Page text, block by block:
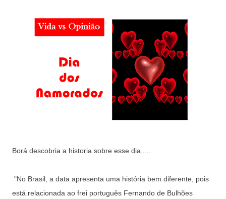
Borá descobria a historia sobre esse dia.....
"No Brasil, a data apresenta uma história bem diferente, pois
está relacionada ao frei português Fernando de Bulhões